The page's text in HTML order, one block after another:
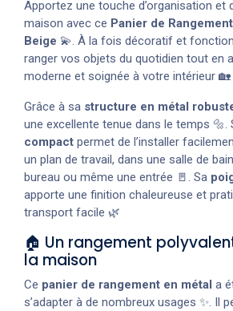
Apportez une touche d’organisation et
maison avec ce Panier de
Beige 💫. À la fois décoratif et
ranger vos objets du quotidien tout en
moderne et soignée à votre intérieur 🏡
Grâce à sa structure en métal
une excellente tenue dans le temps 🔩.
compact permet de l’installer
un plan de travail, dans une salle de
bureau ou même une entrée 🚪. Sa
apporte une finition chaleureuse et
transport facile 🌿
🏠 Un rangement
la maison
Ce panier de rangement en métal a
s’adapter à de nombreux usages ✨. Il